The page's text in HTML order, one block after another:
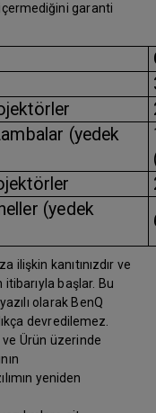
garanti
(yedek
(yedek
ilişkin kanıtınızdır ve
başlar. Bu
olarak BenQ
devredilemez.
ve Ürün üzerinde
yeniden